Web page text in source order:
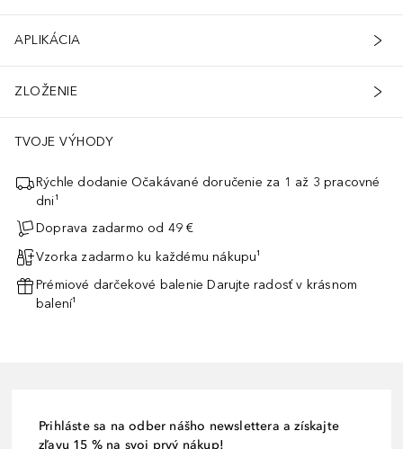
APLIKÁCIA
ZLOŽENIE
TVOJE VÝHODY
Rýchle dodanie Očakávané doručenie za 1 až 3 pracovné
dni¹
Doprava zadarmo od 49 €
Vzorka zadarmo ku každému nákupu¹
Prémiové darčekové balenie Darujte radosť v krásnom
balení¹
Prihláste sa na odber nášho newslettera a získajte
zľavu 15 % na svoj prvý nákup!